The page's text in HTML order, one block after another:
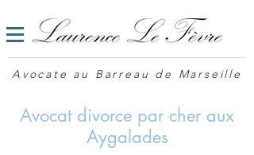
Avocate au Barreau de Marseille
Avocat divorce par cher aux
Aygalades